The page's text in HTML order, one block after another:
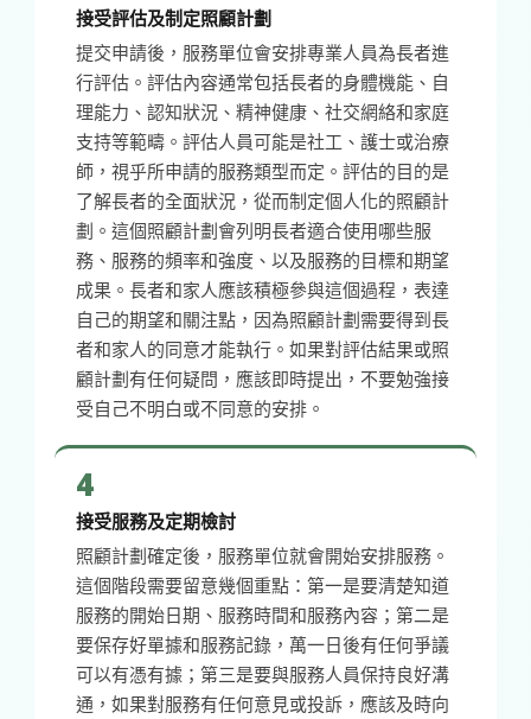
接受評估及制定照顧計劃
提交申請後，服務單位會安排專業人員為長者進
行評估。評估內容通常包括長者的身體機能、自
理能力、認知狀況、精神健康、社交網絡和家庭
支持等範疇。評估人員可能是社工、護士或治療
師，視乎所申請的服務類型而定。評估的目的是
了解長者的全面狀況，從而制定個人化的照顧計
劃。這個照顧計劃會列明長者適合使用哪些服
務、服務的頻率和強度、以及服務的目標和期望
成果。長者和家人應該積極參與這個過程，表達
自己的期望和關注點，因為照顧計劃需要得到長
者和家人的同意才能執行。如果對評估結果或照
顧計劃有任何疑問，應該即時提出，不要勉強接
受自己不明白或不同意的安排。
4
接受服務及定期檢討
照顧計劃確定後，服務單位就會開始安排服務。
這個階段需要留意幾個重點：第一是要清楚知道
服務的開始日期、服務時間和服務內容；第二是
要保存好單據和服務記錄，萬一日後有任何爭議
可以有憑有據；第三是要與服務人員保持良好溝
通，如果對服務有任何意見或投訴，應該及時向